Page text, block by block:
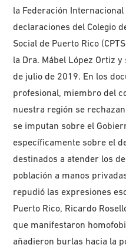
la Federación
declaraciones del Colegio
Social de Puerto Rico
la Dra. Mábel López Ortiz
de julio de 2019. En los
profesional, miembro del
nuestra región se
se imputan sobre el
específicamente sobre el
destinados a atender los
población a manos
repudió las expresiones
Puerto Rico, Ricardo
que manifestaron
añadieron burlas hacia la